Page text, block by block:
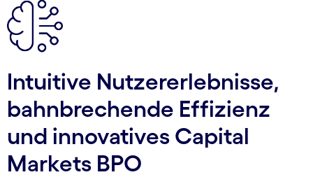
Intuitive Nutzererlebnisse,
bahnbrechende Effizienz
und innovatives Capital
Markets BPO